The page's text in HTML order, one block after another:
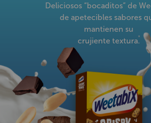
Deliciosos “bocaditos” de
de apetecibles sabores
mantienen su
crujiente textura.